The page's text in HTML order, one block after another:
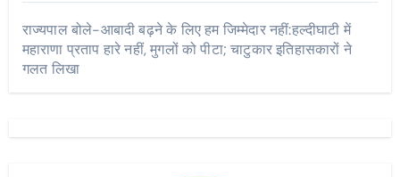
राज्यपाल बोले-आबादी बढ़ने के लिए हम जिम्मेदार नहीं:हल्दीघाटी में
महाराणा प्रताप हारे नहीं, मुगलों को पीटा; चाटुकार इतिहासकारों ने
गलत लिखा